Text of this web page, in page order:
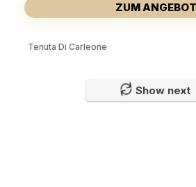
ZUM ANGEBOT
Tenuta Di Carleone
Show next